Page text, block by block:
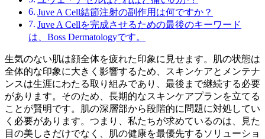
Juve A Cell結節注射の副作用は何ですか？
Juve A Cellを完成させるための最後のキーワード
は、Boss Dermatologyです。
生気のない肌は顔全体を疲れた印象に見せます。肌の状態は
全体的な印象に大きく影響するため、スキンケアとメンテナ
ンスは生涯にわたる取り組みであり、最後まで継続する必要
があります。そのため、長期的なスキンケアプランを立てる
ことが賢明です。肌の深層部から段階的に問題に対処してい
く必要があります。つまり、私たちが求めているのは、見た
目の美しさだけでなく、肌の健康を最優先するソリューショ